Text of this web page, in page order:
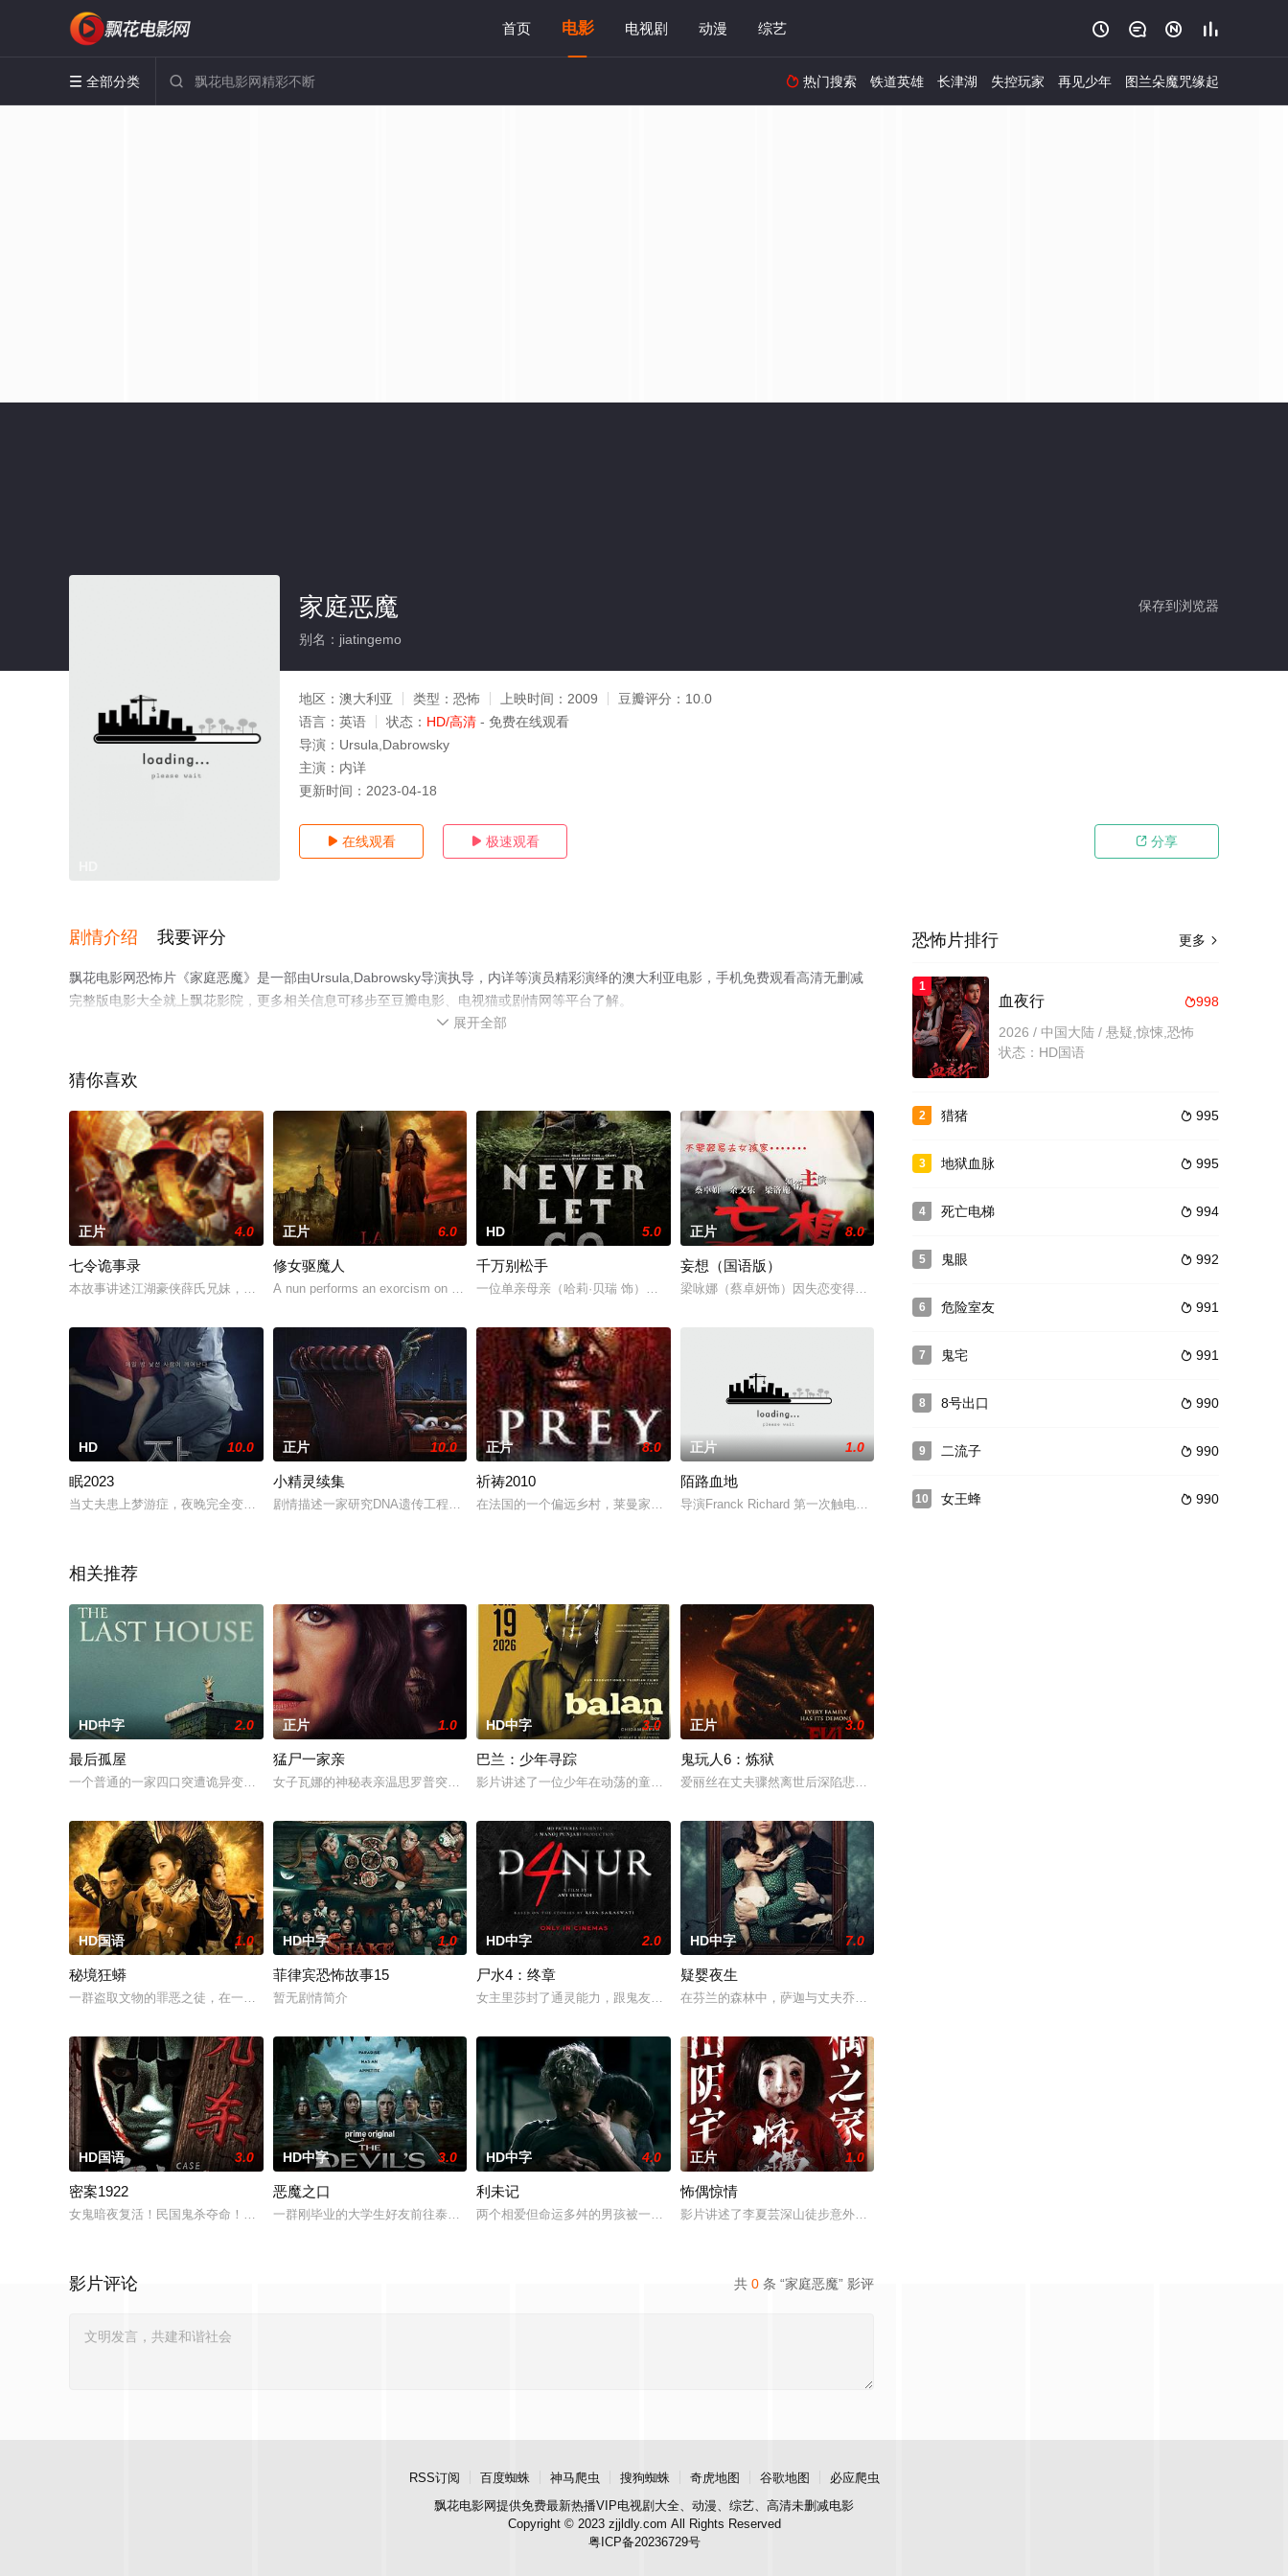
首页 电影 电视剧 动漫 综艺    
 全部分类   热门搜索 铁道英雄 长津湖 失控玩家 再见少年 图兰朵魔咒缘起
保存到浏览器
家庭恶魔
别名：jiatingemo
地区： 澳大利亚 类型： 恐怖 上映时间： 2009 豆瓣评分： 10.0
语言： 英语 状态： HD/高清 - 免费在线观看
导演： Ursula,Dabrowsky
主演： 内详
更新时间： 2023-04-18
 在线观看  极速观看  分享
剧情介绍 我要评分
飘花电影网恐怖片《家庭恶魔》是一部由Ursula,Dabrowsky导演执导，内详等演员精彩演绎的澳大利亚电影，手机免费观看高清无删减
完整版电影大全就上飘花影院，更多相关信息可移步至豆瓣电影、电视猫或剧情网等平台了解。
 展开全部
猜你喜欢
正片 4.0
七令诡事录
本故事讲述江湖豪侠薛氏兄妹，薛小风和薛小花被恶霸七爷陷害，卷入掏心惨案中，为了清白讨回公道，薛师兄妹打听到七爷的位置
正片 6.0
修女驱魔人
A nun performs an exorcism on a pregnant woman which turns
HD 5.0
千万别松手
一位单亲母亲（哈莉·贝瑞 饰）与两个孩子生活在与世隔绝的林中小屋。她告诉孩子外面的世界已经毁灭，森林里生活着一些危险
正片 8.0
妄想（国语版）
梁咏娜（蔡卓妍饰）因失恋变得精神恍惚。有天她遇到了与前男友阿坤十分相似的伟豪（余文乐饰），令她对
HD 10.0
眠2023
当丈夫患上梦游症，夜晚完全变了一个人，一对年轻夫妇的生活就发生了翻天覆地的变化。妻子十分担心丈夫会伤害他们的新生儿，
正片 10.0
小精灵续集
剧情描述一家研究DNA遗传工程的药厂实验室将小精灵加以实验，结果制造了一群破坏力强烈的怪物，将大楼搞得人仰马翻，男女
正片 8.0
祈祷2010
在法国的一个偏远乡村，莱曼家族经营着一个化工厂，不过化工厂正面临着关闭的命运。在这风雨飘摇的时刻，莱曼家族似乎矛盾重
正片 1.0
陌路血地
导演Franck Richard 第一次触电长片便是这部《La Meute》。该片集科幻与恐怖、神怪与惊悚于一体。被
相关推荐
HD中字 2.0
最后孤屋
一个普通的一家四口突遭诡异变故，被困在自家房屋中超过 1000 天无法出门。在资源消耗殆尽与未知神秘威胁的双重逼迫下
正片 1.0
猛尸一家亲
女子瓦娜的神秘表亲温思罗普突然仓皇登门，身后还跟着一个来自异界的危险实体，对方如同附骨之疽，死咬着目标一路追杀而来。
HD中字 3.0
巴兰：少年寻踪
影片讲述了一位少年在动荡的童年中长大，母亲又突然失踪后，他踏上了寻母之旅。这不仅是对母亲下落的追寻，更是他探寻身世真
正片 3.0
鬼玩人6：炼狱
爱丽丝在丈夫骤然离世后深陷悲痛，受邀前往公婆的乡间庄园暂住，试图和丈夫的家人互相慰藉，一同走出丧
HD国语 1.0
秘境狂蟒
一群盗取文物的罪恶之徒，在一次盗宝途中遇到神秘事件集体神秘消失。20年后寻宝队成员周西川和周嫣然、乐明为寻找神秘宝藏
HD中字 1.0
菲律宾恐怖故事15
暂无剧情简介
HD中字 2.0
尸水4：终章
女主里莎封了通灵能力，跟鬼友断联多年，就想安安稳稳陪妹妹结婚。结果妹妹在老剧院求婚后直接被邪灵缠上，整个人性情大变，
HD中字 7.0
疑婴夜生
在芬兰的森林中，萨迦与丈夫乔恩迎来了为人父母的新篇章。然而萨迦的喜悦被一股令人发寒的疑惧笼罩——
HD国语 3.0
密案1922
女鬼暗夜复活！民国鬼杀夺命！白米埋尸噬魂杀，鬼刃穿腹斩灵杀，女鬼点名要命！一幕幕“连环鬼杀”怵目惊心，令人胆寒！时局
HD中字 3.0
恶魔之口
一群刚毕业的大学生好友前往泰国海岸，开启步入社会前的最后一场冒险，慕名报名了名为 “恶魔之口” 的偏远洞穴潜水游览。
HD中字 4.0
利未记
两个相爱但命运多舛的男孩被一个暴力的存在所纠缠，这个存在会以他们最想要的那个人——也就是彼此——的样子出现。
正片 1.0
怖偶惊情
影片讲述了李夏芸深山徒步意外坠崖后闯入隐秘古宅求救，得男主人石桥留宿，却陷入更恐怖的诡异事件，包
共 0 条 “家庭恶魔” 影评
影片评论
更多 
恐怖片排行
1
998
血夜行
2026 / 中国大陆 / 悬疑,惊悚,恐怖
状态：HD国语
2  995
猎猪
3  995
地狱血脉
4  994
死亡电梯
5  992
鬼眼
6  991
危险室友
7  991
鬼宅
8  990
8号出口
9  990
二流子
10  990
女王蜂
RSS订阅 百度蜘蛛 神马爬虫 搜狗蜘蛛 奇虎地图 谷歌地图
必应爬虫
飘花电影网提供免费最新热播VIP电视剧大全、动漫、综艺、高清未删减电影
Copyright © 2023 zjjldly.com All Rights Reserved
粤ICP备20236729号